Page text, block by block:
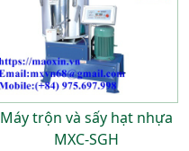
Máy trộn và sấy hạt nhựa
MXC-SGH